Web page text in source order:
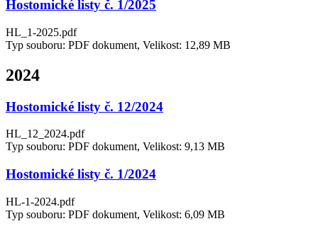
Hostomické listy č. 1/2025
HL_1-2025.pdf
Typ souboru: PDF dokument, Velikost: 12,89 MB
2024
Hostomické listy č. 12/2024
HL_12_2024.pdf
Typ souboru: PDF dokument, Velikost: 9,13 MB
Hostomické listy č. 1/2024
HL-1-2024.pdf
Typ souboru: PDF dokument, Velikost: 6,09 MB